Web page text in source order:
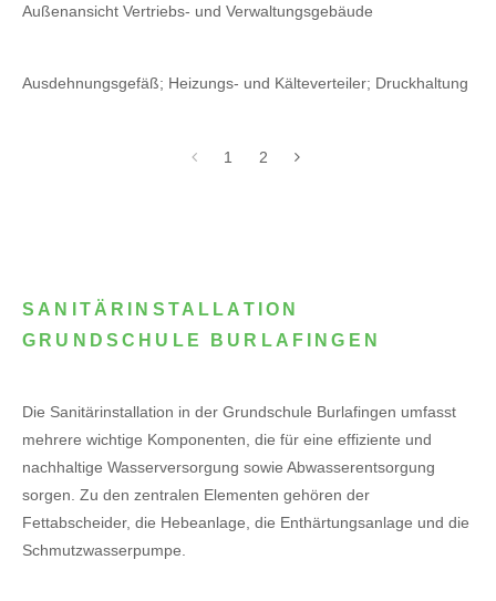
Außenansicht Vertriebs- und Verwaltungsgebäude
Ausdehnungsgefäß; Heizungs- und Kälteverteiler; Druckhaltung
1 2
SANITÄRINSTALLATION
GRUNDSCHULE BURLAFINGEN
Die Sanitärinstallation in der Grundschule Burlafingen umfasst
mehrere wichtige Komponenten, die für eine effiziente und
nachhaltige Wasserversorgung sowie Abwasserentsorgung
sorgen. Zu den zentralen Elementen gehören der
Fettabscheider, die Hebeanlage, die Enthärtungsanlage und die
Schmutzwasserpumpe.